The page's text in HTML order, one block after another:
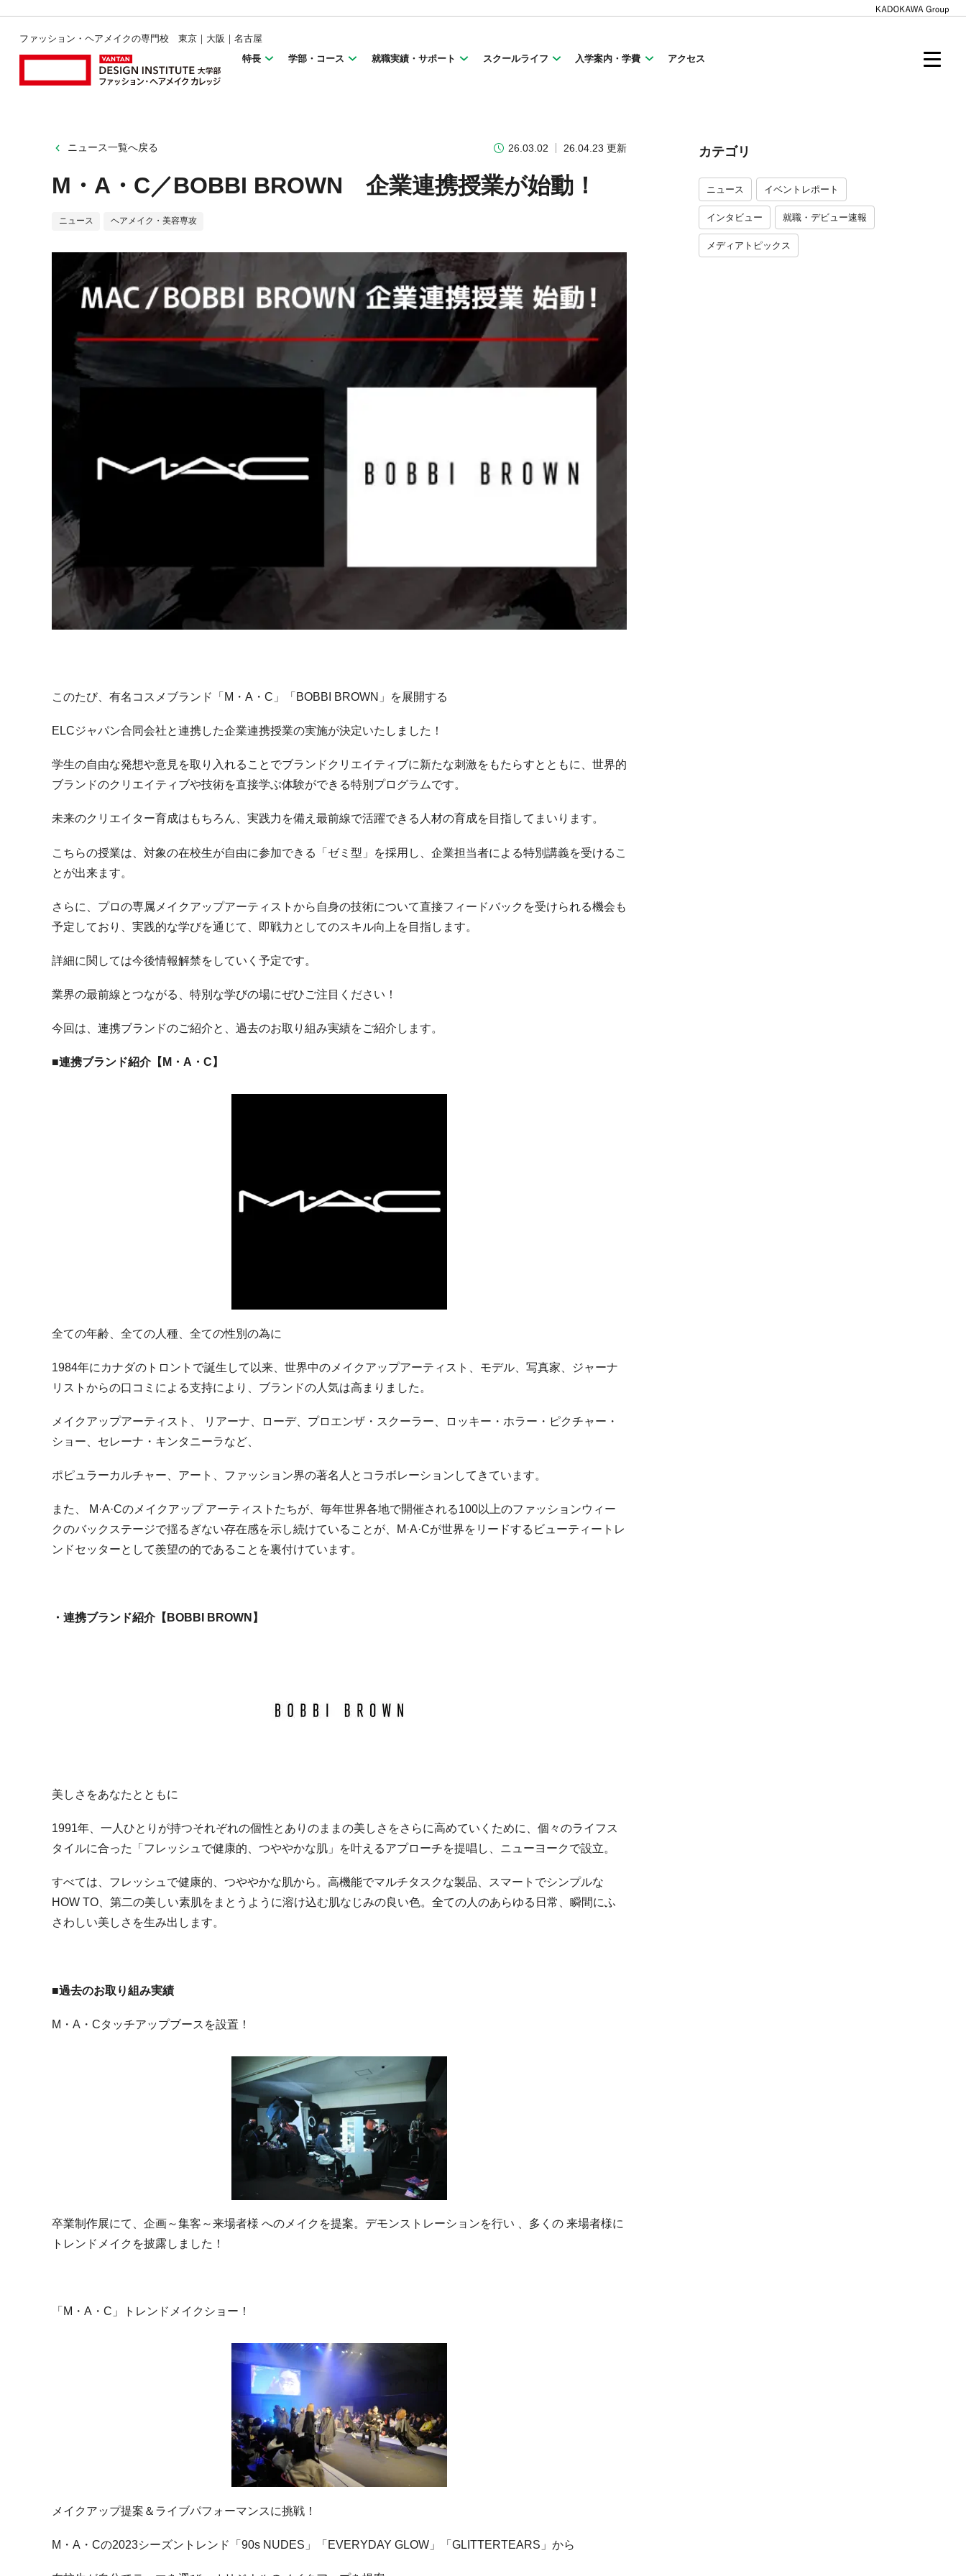
ファッション・ヘアメイクの専門校 東京｜大阪｜名古屋
特長
学部・コース 就職実績・サポート スクールライフ 入学案内・学費 アクセス
ニュース一覧へ戻る 26.03.02 26.04.23 更新
M・A・C／BOBBI BROWN 企業連携授業が始動！
ニュース ヘアメイク・美容専攻
このたび、有名コスメブランド「M・A・C」「BOBBI BROWN」を展開する
ELCジャパン合同会社と連携した企業連携授業の実施が決定いたしました！
学生の自由な発想や意見を取り入れることでブランドクリエイティブに新たな刺激をもたらすとともに、世界的
ブランドのクリエイティブや技術を直接学ぶ体験ができる特別プログラムです。
未来のクリエイター育成はもちろん、実践力を備え最前線で活躍できる人材の育成を目指してまいります。
こちらの授業は、対象の在校生が自由に参加できる「ゼミ型」を採用し、 企業担当者による特別講義を受けるこ
とが出来ます。
さらに、プロの専属メイクアップアーティストから自身の技術について直接フィードバックを受けられる機会も
予定しており、実践的な学びを通じて、即戦力としてのスキル向上を目指します。
詳細に関しては今後情報解禁をしていく予定です。
業界の最前線とつながる、特別な学びの場にぜひご注目ください！
今回は、連携ブランドのご紹介と、過去のお取り組み実績をご紹介します。
■連携ブランド紹介【M・A・C】
全ての年齢、全ての人種、全ての性別の為に
1984年にカナダのトロントで誕生して以来、世界中のメイクアップアーティスト、モデル、写真家、ジャーナ
リストからの口コミによる支持により、ブランドの人気は高まりました。
メイクアップアーティスト、 リアーナ、ローデ、プロエンザ・スクーラー、ロッキー・ホラー・ピクチャー・
ショー、セレーナ・キンタニーラなど、
ポピュラーカルチャー、アート、ファッション界の著名人とコラボレーションしてきています。
また、 M·A·Cのメイクアップ アーティストたちが、毎年世界各地で開催される100以上のファッションウィー
クのバックステージで揺るぎない存在感を示し続けていることが、M·A·Cが世界をリードするビューティートレ
ンドセッターとして羨望の的であることを裏付けています。
・連携ブランド紹介【BOBBI BROWN】
美しさをあなたとともに
1991年、一人ひとりが持つそれぞれの個性とありのままの美しさをさらに高めていくために、個々のライフス
タイルに合った「フレッシュで健康的、つややかな肌」を叶えるアプローチを提唱し、ニューヨークで設立。
すべては、フレッシュで健康的、つややかな肌から。高機能でマルチタスクな製品、スマートでシンプルな
HOW TO、第二の美しい素肌をまとうように溶け込む肌なじみの良い色。全ての人のあらゆる日常、瞬間にふ
さわしい美しさを生み出します。
■過去のお取り組み実績
M・A・Cタッチアップブースを設置！
卒業制作展にて、企画～集客～来場者様 へのメイクを提案。デモンストレーションを行い 、多くの 来場者様に
トレンドメイクを披露しました！
「M・A・C」トレンドメイクショー！
メイクアップ提案＆ライブパフォーマンスに挑戦！
M・A・Cの2023シーズントレンド「90s NUDES」「EVERYDAY GLOW」「GLITTERTEARS」から
カテゴリ
ニュース イベントレポート
インタビュー 就職・デビュー速報
メディアトピックス